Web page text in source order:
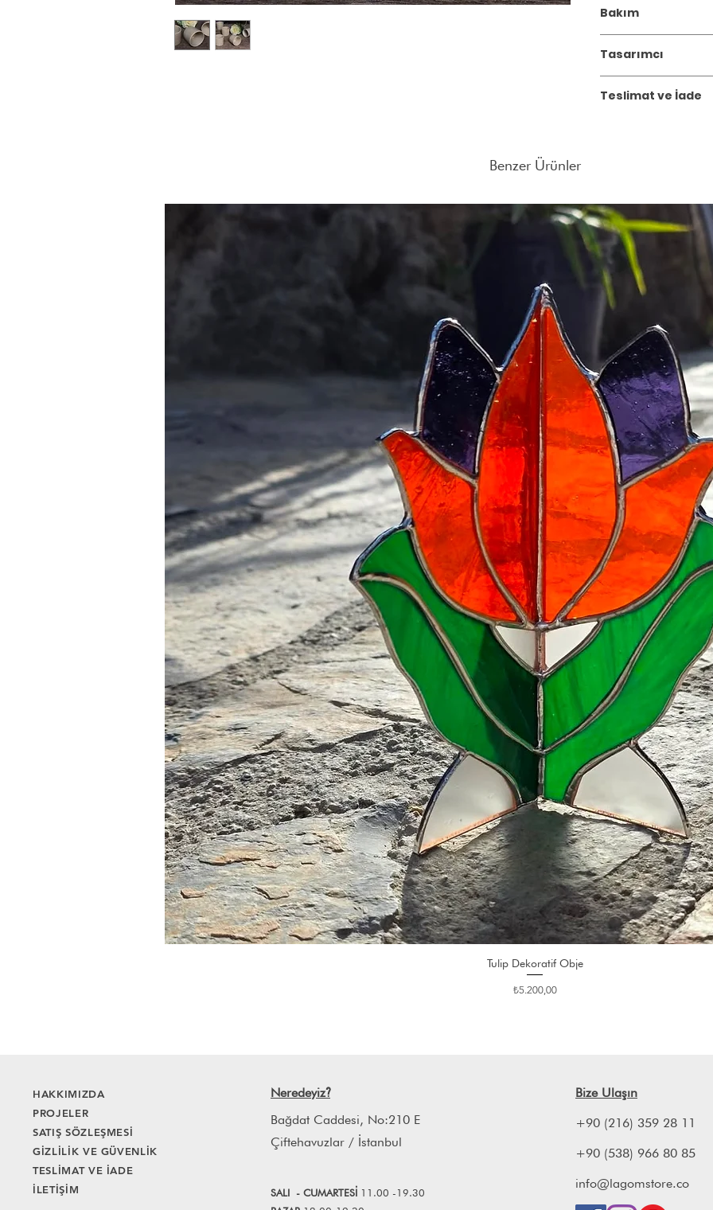
Bakım
Tasarımcı
olmuştur. Bu
uygun yolunu bulmam
Hayatımın seramikle
kalbim ve bilincimdeki
ifade aracı
Seramiği aslında
şaşırtıcı. Aynı
uygulama özgürlüğü
İşlerimin her biri
benden ve hikâyemden
işlevsel olmaları
Geliştikçe, ürettikçe
insanlara ulaşıp
Teslimat ve İade
Farklı adetlerdeki
adresine mail
Benzer Ürünler
Tulip Dekoratif Obje
Fiyat
₺5.200,00
HAKKIMIZDA
PROJELER
SATIŞ SÖZLEŞMESİ
GİZLİLİK VE GÜVENLİK
TESLİMAT VE İADE
İLETİŞİM
Neredeyiz?
Bağdat Caddesi, No:210 E
Çiftehavuzlar / İstanbul
SALI - CUMARTESİ 11.00 -19.30
Bize Ulaşın
+90 (216) 359 28 11
+90 (538) 966 80 85
info@lagomstore.co